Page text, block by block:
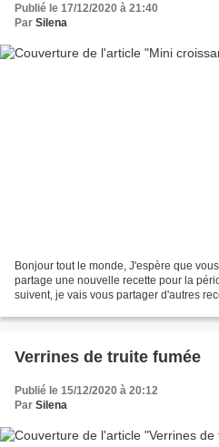
Publié le 17/12/2020 à 21:40
Par Silena
Bonjour tout le monde, J'espère que
partage une nouvelle recette pour la
suivent, je vais vous partager d'autres
Verrines de truite fumée
Publié le 15/12/2020 à 20:12
Par Silena